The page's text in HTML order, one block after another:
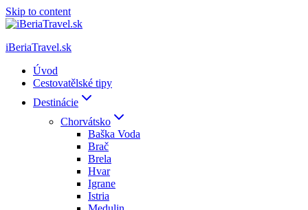
Skip to content
iBeriaTravel.sk
Úvod
Cestovatělské tipy
Destinácie
Chorvátsko
Baška Voda
Brač
Brela
Hvar
Igrane
Istria